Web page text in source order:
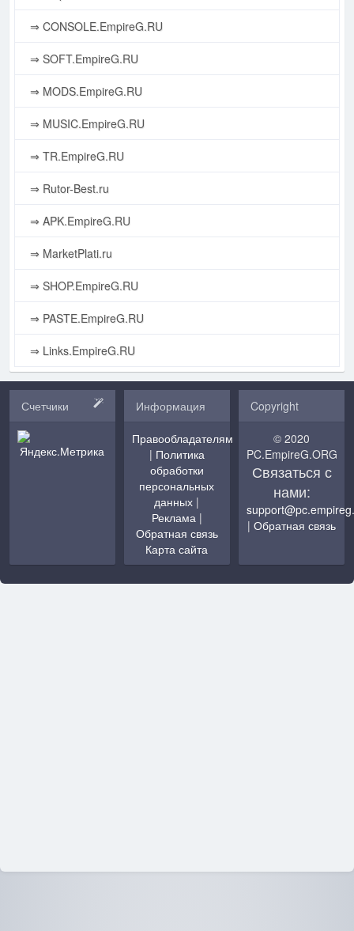
⇒ CONSOLE.EmpireG.RU
⇒ SOFT.EmpireG.RU
⇒ MODS.EmpireG.RU
⇒ MUSIC.EmpireG.RU
⇒ TR.EmpireG.RU
⇒ Rutor-Best.ru
⇒ APK.EmpireG.RU
⇒ MarketPlati.ru
⇒ SHOP.EmpireG.RU
⇒ PASTE.EmpireG.RU
⇒ Links.EmpireG.RU
Счетчики Информация
Правообладателям
| Политика
обработки
персональных
данных |
Реклама|
Обратная связь
Карта сайта
Copyright
© 2020
PC.EmpireG.ORG
Связаться с
нами:
|Обратная связь